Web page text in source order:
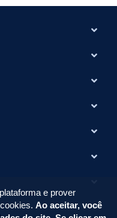
e prover
Ao aceitar, você